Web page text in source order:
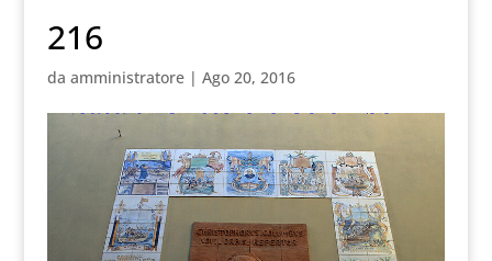
216
da amministratore| Ago 20, 2016